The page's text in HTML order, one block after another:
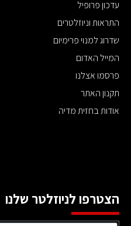
עדכון פרופיל
התראות וניוזלטרים
שדרוג למנוי פרימיום
המייל האדום
פרסמו אצלנו
תקנון האתר
אודות בחזית מדיה
הצטרפו לניוזלטר שלנו